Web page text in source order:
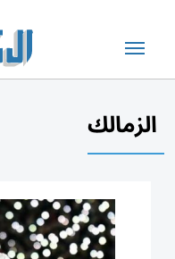
الزمالك